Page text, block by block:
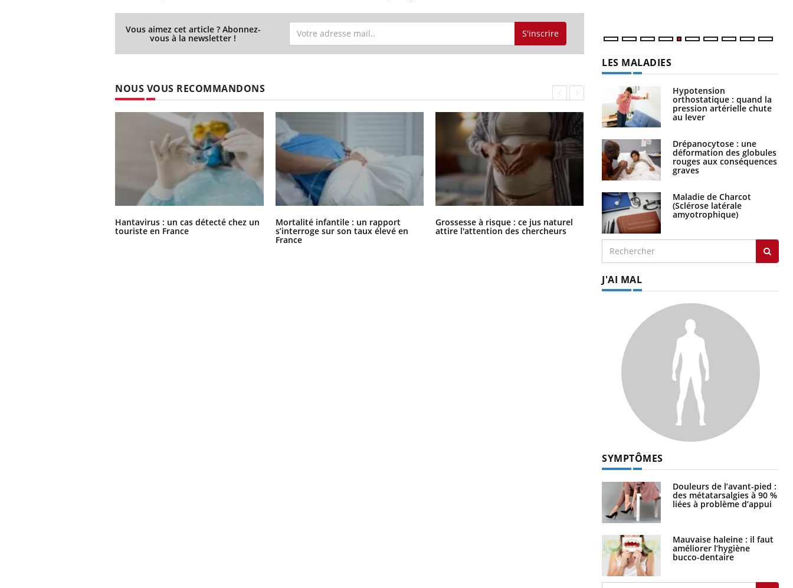
Vous aimez cet article ? Abonnez-
vous à la newsletter ! S'inscrire
NOUS VOUS RECOMMANDONS
Hantavirus : un cas détecté chez un
touriste en France
Mortalité infantile : un rapport
s’interroge sur son taux élevé en
France
Grossesse à risque : ce jus naturel
attire l'attention des chercheurs
Comment oublier les écrans en
vacances ?
LES MALADIES
Hypotension
orthostatique : quand la
pression artérielle chute
au lever
Drépanocytose : une
déformation des globules
rouges aux conséquences
graves
Maladie de Charcot
(Sclérose latérale
amyotrophique)
J'AI MAL
SYMPTÔMES
Douleurs de l’avant-pied :
des métatarsalgies à 90 %
liées à problème d’appui
Mauvaise haleine : il faut
améliorer l’hygiène
bucco-dentaire